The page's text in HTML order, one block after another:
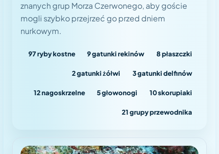
znanych grup Morza Czerwonego, aby goście
mogli szybko przejrzeć go przed dniem
nurkowym.
97ryby kostne 9gatunki rekinów 8 płaszczki
2gatunki żółwi 3gatunki delfinów
12nagoskrzelne 5głowonogi 10skorupiaki
21 grupy przewodnika